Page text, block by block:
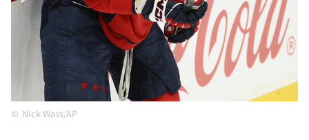
Nick Wass/AP